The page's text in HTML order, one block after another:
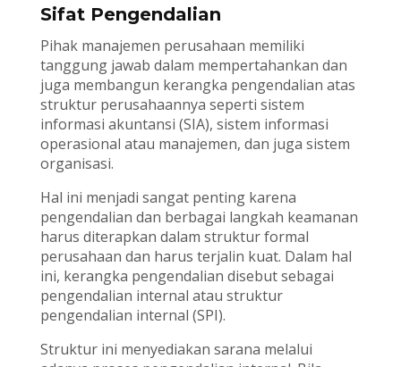
Sifat Pengendalian
Pihak manajemen perusahaan memiliki
tanggung jawab dalam mempertahankan dan
juga membangun kerangka pengendalian atas
struktur perusahaannya seperti sistem
informasi akuntansi (SIA), sistem informasi
operasional atau manajemen, dan juga sistem
organisasi.
Hal ini menjadi sangat penting karena
pengendalian dan berbagai langkah keamanan
harus diterapkan dalam struktur formal
perusahaan dan harus terjalin kuat. Dalam hal
ini, kerangka pengendalian disebut sebagai
pengendalian internal atau struktur
pengendalian internal (SPI).
Struktur ini menyediakan sarana melalui